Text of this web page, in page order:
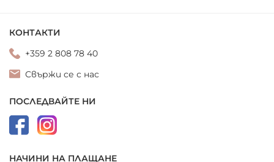
КОНТАКТИ
+359 2 808 78 40
Свържи се с нас
ПОСЛЕДВАЙТЕ НИ
НАЧИНИ НА ПЛАЩАНЕ